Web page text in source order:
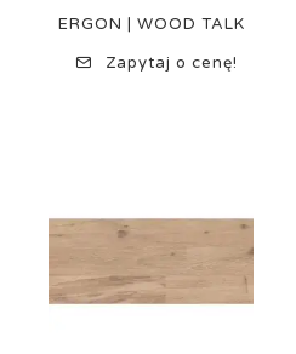
ERGON | WOOD TALK
Zapytaj o cenę!